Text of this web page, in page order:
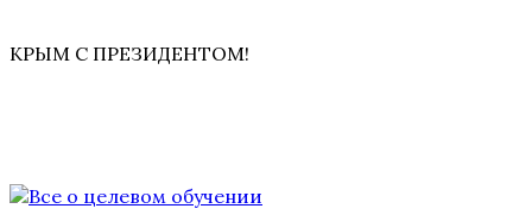
КРЫМ С ПРЕЗИДЕНТОМ!